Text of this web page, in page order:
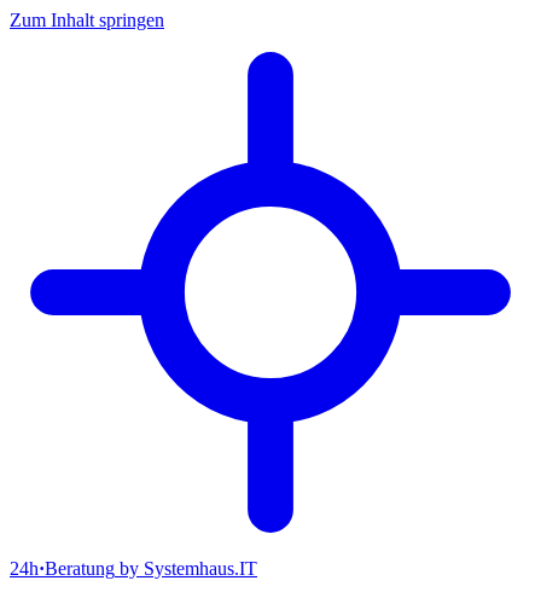
Zum Inhalt springen
24h·Beratung by Systemhaus.IT